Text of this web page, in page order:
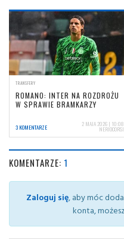
TRANSFERY
ROMANO: INTER NA ROZDROŻU
W SPRAWIE BRAMKARZY
3 KOMENTARZE 2 MAJA 2026 | 10:08
NERIOCORSI
KOMENTARZE: 1
Zaloguj się, aby móc
konta,